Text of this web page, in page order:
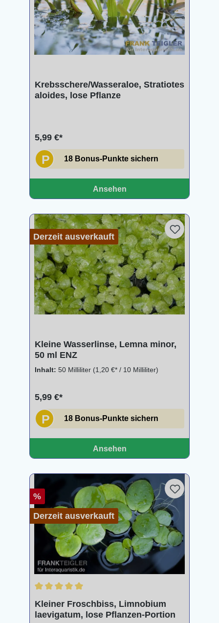
Krebsschere/Wasseraloe, Stratiotes
aloides, lose Pflanze
5,99 €*
P 18 Bonus-Punkte sichern
Ansehen
Derzeit ausverkauft
Kleine Wasserlinse, Lemna minor,
50 ml ENZ
Inhalt: 50 Milliliter (1,20 €* / 10 Milliliter)
5,99 €*
P 18 Bonus-Punkte sichern
Ansehen
%
Derzeit ausverkauft
Kleiner Froschbiss, Limnobium
laevigatum, lose Pflanzen-Portion